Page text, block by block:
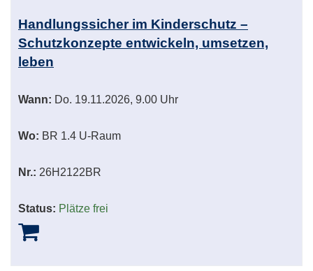
Handlungssicher im Kinderschutz –
Schutzkonzepte entwickeln, umsetzen,
leben
Wann: Do. 19.11.2026, 9.00 Uhr
Wo: BR 1.4 U-Raum
Nr.: 26H2122BR
Status: Plätze frei